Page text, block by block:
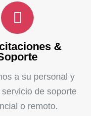
&
a su personal y
servicio de soporte
o remoto.